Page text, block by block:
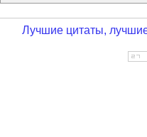
Лучшие цитаты,